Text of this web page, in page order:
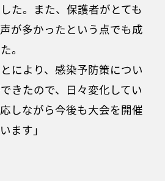
た。また、保護者がとても
が多かったという点でも成
。
により、感染予防策につい
きたので、日々変化してい
しながら今後も大会を開催
ます」